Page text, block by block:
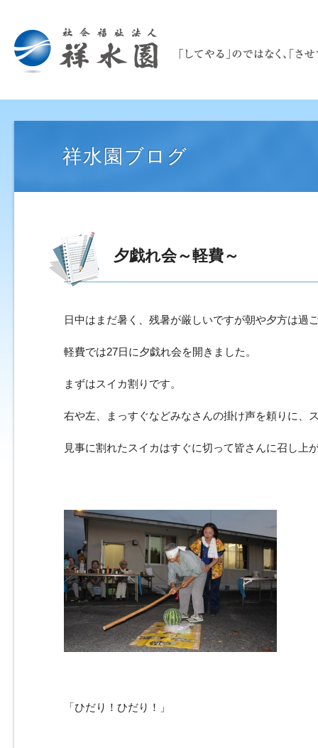
祥水園ブログ
夕戯れ会～軽費～
日中はまだ暑く、残暑が厳しいですが朝や夕方は過
軽費では27日に夕戯れ会を開きました。
まずはスイカ割りです。
右や左、まっすぐなどみなさんの掛け声を頼りに、
見事に割れたスイカはすぐに切って皆さんに召し上
「ひだり！ひだり！」